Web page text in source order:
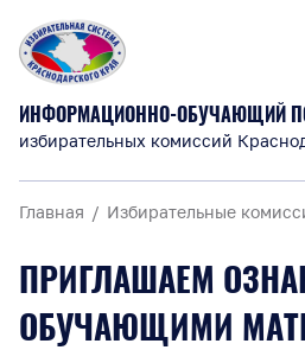
ИНФОРМАЦИОННО-ОБУЧАЮЩИЙ
избирательных комиссий
Главная Избирательные
ПРИГЛАШАЕМ
ОБУЧАЮЩИМИ